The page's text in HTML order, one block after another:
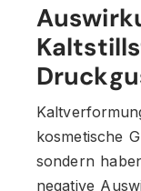
kosmetische
sondern
negative